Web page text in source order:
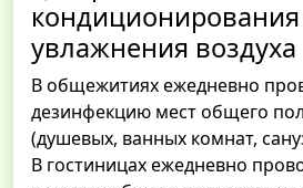
увлажнения воздуха
В общежитиях ежедневно
дезинфекцию мест общего
(душевых, ванных комнат,
В гостиницах ежедневно